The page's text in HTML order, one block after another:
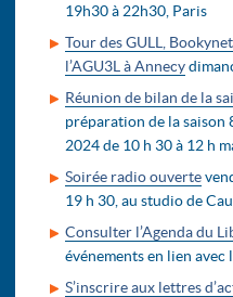
19h30 à 22h30, Paris
Tour des GULL,
l’AGU3L à Annecy
Réunion de bilan de la
préparation de la saison
2024 de 10 h 30 à 12 h
Soirée radio ouverte
19 h 30, au studio de
Consulter l’Agenda du
événements en lien
S’inscrire aux lettres